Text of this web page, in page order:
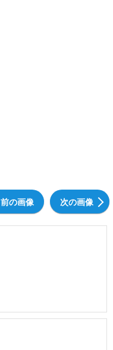
前の画像 次の画像